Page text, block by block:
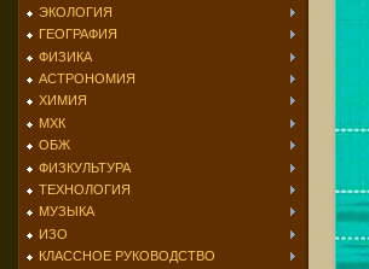
ЭКОЛОГИЯ
ГЕОГРАФИЯ
ФИЗИКА
АСТРОНОМИЯ
ХИМИЯ
МХК
ОБЖ
ФИЗКУЛЬТУРА
ТЕХНОЛОГИЯ
МУЗЫКА
ИЗО
КЛАССНОЕ РУКОВОДСТВО